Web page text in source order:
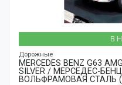
В
Дорожные
MERCEDES BENZ G63
SILVER / МЕРСЕДЕС-
ВОЛЬФРАМОВАЯ СТАЛЬ